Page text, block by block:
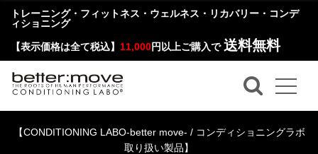
トレーニング・フィットネス・ウェルネス・リカバリー・コンデ
ィショニング
【表示価格は全て税込】 11,000円以上ご購入で 送料無料
【CONDITIONING LABO-better move- / コンディショニングラボ
取り扱い製品】